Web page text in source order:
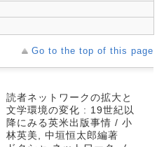
Go to the top of this page
読者ネットワークの拡大と
文学環境の変化 : 19世紀以
降にみる英米出版事情 / 小
林英美, 中垣恒太郎編著